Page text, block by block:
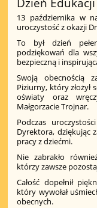
13 października w
uroczystość z okazji
To był dzień
podziękowań dla
bezpieczną i
Swoją obecnością
Piziurny, który
oświaty oraz
Małgorzacie Trojnar.
Podczas
Dyrektora, dziękując
pracy z dziećmi.
Nie zabrakło
którzy zawsze
Całość dopełnił
który wywołał
obecnych.